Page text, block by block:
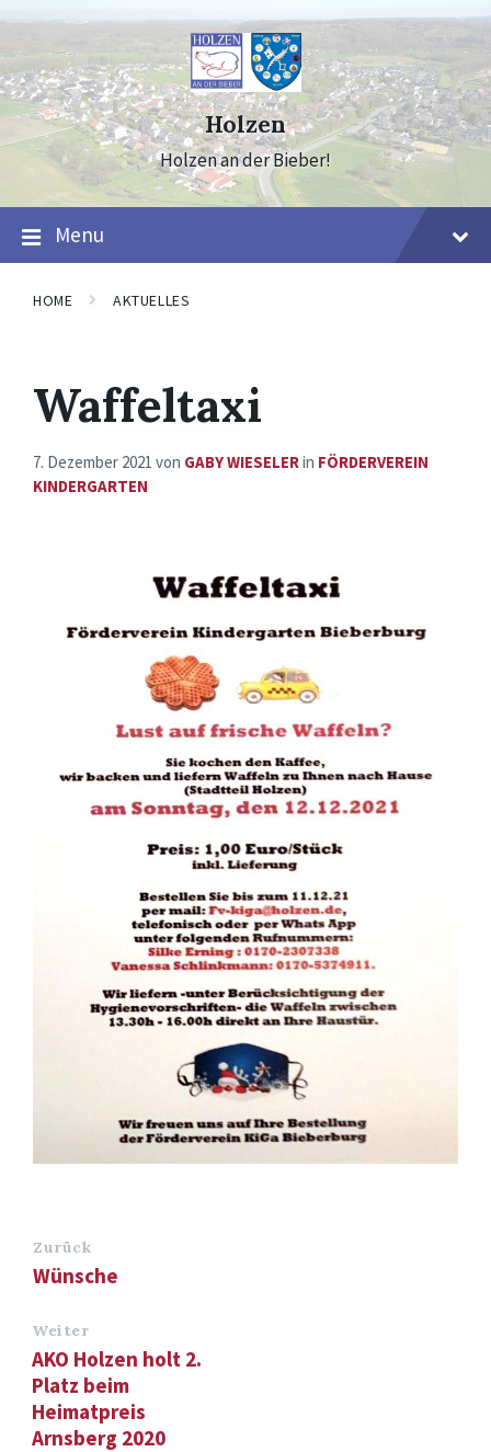
to
content
to
navigation
to
footer
Holzen
Holzen an der Bieber!
Menu
HOME AKTUELLES
Waffeltaxi
7. Dezember 2021 von GABY WIESELERin FÖRDERVEREIN
KINDERGARTEN
Zurück
Wünsche
Weiter
AKO Holzen holt 2.
Platz beim
Heimatpreis
Arnsberg 2020